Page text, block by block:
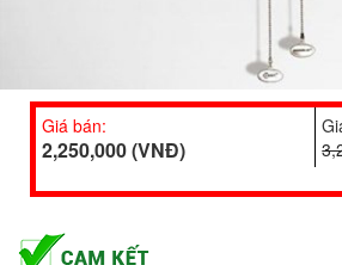
Giá bán:
2,250,000 (VNĐ)